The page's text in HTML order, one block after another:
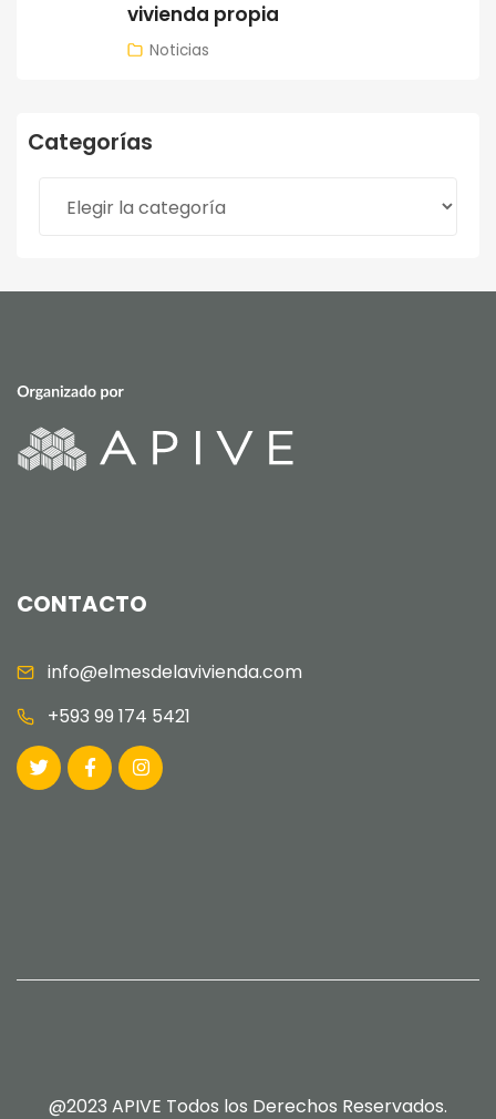
vivienda propia
Noticias
Categorías
CONTACTO
info@elmesdelavivienda.com
+593 99 174 5421
@2023 APIVE Todos los Derechos Reservados.